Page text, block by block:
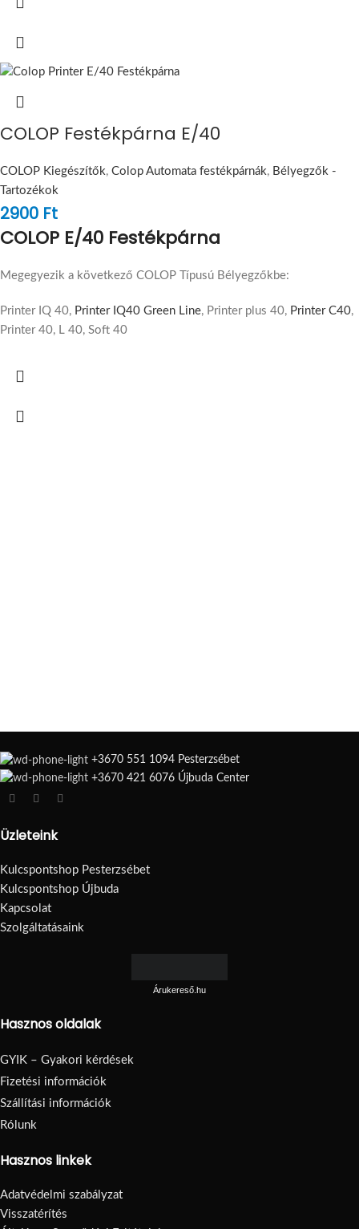
COLOP Festékpárna E/40
COLOP Kiegészítők, Colop Automata festékpárnák, Bélyegzők -
Tartozékok
2900 Ft
COLOP E/40 Festékpárna
Megegyezik a következő COLOP Típusú Bélyegzőkbe:
Printer IQ 40, Printer IQ40 Green Line, Printer plus 40, Printer C40,
Printer 40, L 40, Soft 40
+3670 551 1094 Pesterzsébet
+3670 421 6076 Újbuda Center
Üzleteink
Kulcspontshop Pesterzsébet
Kulcspontshop Újbuda
Kapcsolat
Szolgáltatásaink
Árukereső.hu
Hasznos oldalak
GYIK – Gyakori kérdések
Fizetési információk
Szállítási információk
Rólunk
Hasznos linkek
Adatvédelmi szabályzat
Visszatérítés